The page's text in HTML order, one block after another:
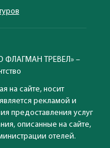
ФЛАГМАН ТРЕВЕЛ» –
на сайте, носит
рекламой и
предоставления услуг
описанные на сайте,
отелей.